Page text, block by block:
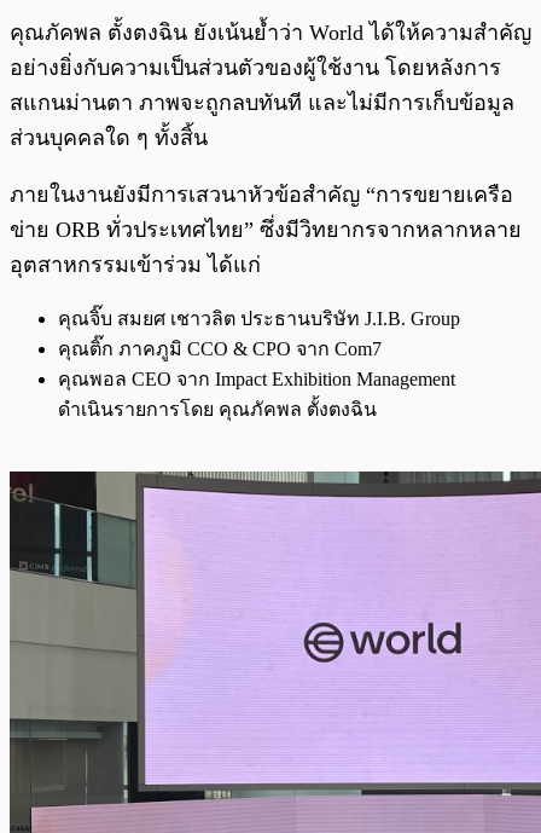
คุณภัคพล ตั้งตงฉิน ยังเน้นย้ำว่า World ได้ให้ความสำคัญ
อย่างยิ่งกับความเป็นส่วนตัวของผู้ใช้งาน โดยหลังการ
สแกนม่านตา ภาพจะถูกลบทันที และไม่มีการเก็บข้อมูล
ส่วนบุคคลใด ๆ ทั้งสิ้น
ภายในงานยังมีการเสวนาหัวข้อสำคัญ “การขยายเครือ
ข่าย ORB ทั่วประเทศไทย” ซึ่งมีวิทยากรจากหลากหลาย
อุตสาหกรรมเข้าร่วม ได้แก่
คุณจิ๊บ สมยศ เชาวลิต ประธานบริษัท J.I.B. Group
คุณติ๊ก ภาคภูมิ CCO & CPO จาก Com7
คุณพอล CEO จาก Impact Exhibition Management
ดำเนินรายการโดย คุณภัคพล ตั้งตงฉิน